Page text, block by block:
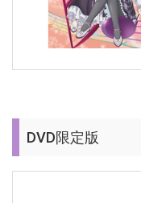
DVD限定版